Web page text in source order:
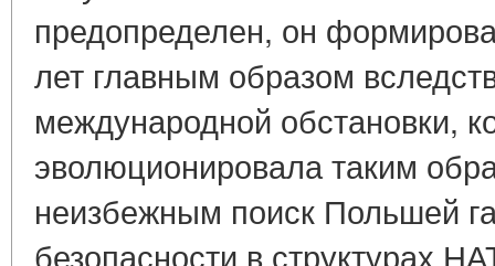
предопределен, он
лет главным образом
международной обстановки,
эволюционировала таким
неизбежным поиск Польшей
безопасности в структурах